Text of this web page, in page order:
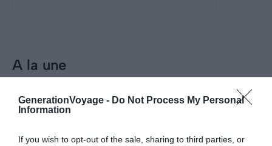
GenerationVoyage - Do Not Process My Personal
Information
If you wish to opt-out of the sale, sharing to third parties, or
A la une
Incontournables
incontournables à faire